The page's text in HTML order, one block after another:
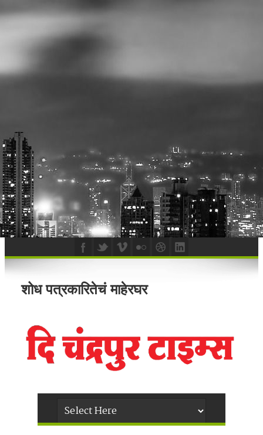
शोध पत्रकारितेचं माहेरघर